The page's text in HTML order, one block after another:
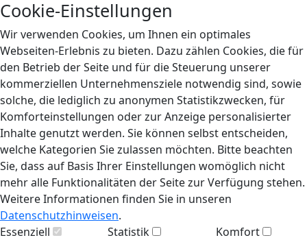
Cookie-Einstellungen
Wir verwenden Cookies, um Ihnen ein optimales
Webseiten-Erlebnis zu bieten. Dazu zählen Cookies, die für
den Betrieb der Seite und für die Steuerung unserer
kommerziellen Unternehmensziele notwendig sind, sowie
solche, die lediglich zu anonymen Statistikzwecken, für
Komforteinstellungen oder zur Anzeige personalisierter
Inhalte genutzt werden. Sie können selbst entscheiden,
welche Kategorien Sie zulassen möchten. Bitte beachten
Sie, dass auf Basis Ihrer Einstellungen womöglich nicht
mehr alle Funktionalitäten der Seite zur Verfügung stehen.
Weitere Informationen finden Sie in unseren
Datenschutzhinweisen.
Essenziell
Statistik Komfort